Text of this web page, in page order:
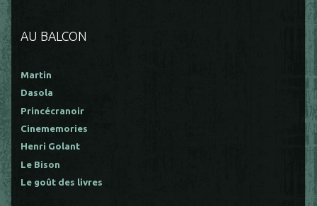
AU BALCON
Martin
Dasola
Princécranoir
Cinememories
Henri Golant
Le Bison
Le goût des livres